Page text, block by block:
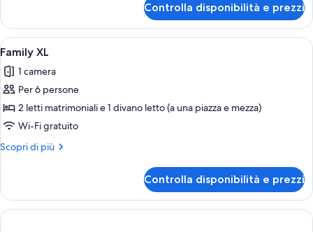
2
Bambini
sotto
12
anni)
(2
Adulti
+
Bambini
sotto
12
anni)
Controlla disponibilità e prezzi
Apri
tutte
le
foto
per
Family
XL
Una camera d'albergo con due letti,
5
Family XL
1 camera
Per 6 persone
2 letti matrimoniali e 1 divano letto (a una piazza e mezza)
Wi-Fi gratuito
Scopri di più
Altri
XL
Controlla disponibilità e prezzi